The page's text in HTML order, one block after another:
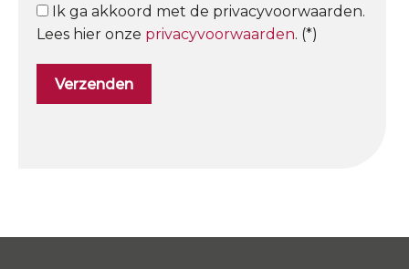
Ik ga akkoord met de privacyvoorwaarden.
Lees hier onze privacyvoorwaarden. (*)